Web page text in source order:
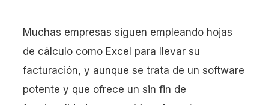
Muchas empresas siguen empleando hojas
de cálculo como Excel para llevar su
facturación, y aunque se trata de un software
potente y que ofrece un sin fin de